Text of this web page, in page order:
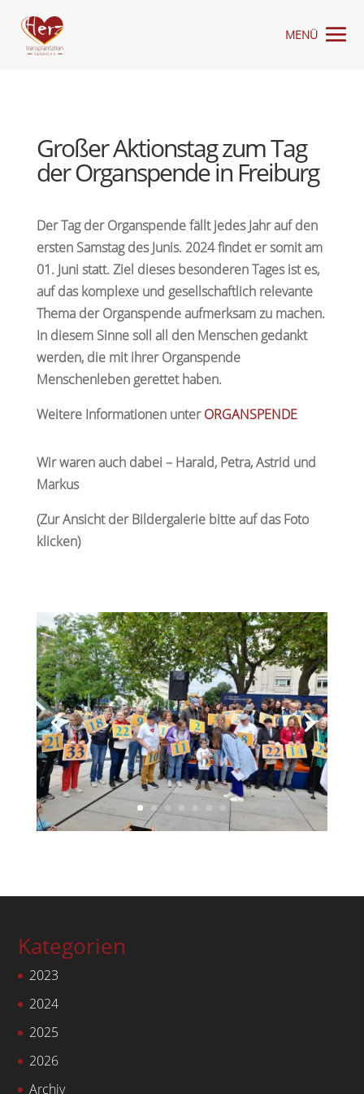
Großer Aktionstag zum Tag
der Organspende in Freiburg
Der Tag der Organspende fällt jedes Jahr auf den
ersten Samstag des Junis. 2024 findet er somit am
01. Juni statt. Ziel dieses besonderen Tages ist es,
auf das komplexe und gesellschaftlich relevante
Thema der Organspende aufmerksam zu machen.
In diesem Sinne soll all den Menschen gedankt
werden, die mit ihrer Organspende
Menschenleben gerettet haben.
Weitere Informationen unterORGANSPENDE
Wir waren auch dabei – Harald, Petra, Astrid und
Markus
(Zur Ansicht der Bildergalerie bitte auf das Foto
klicken)
Kategorien
2023
2024
2025
2026
Archiv